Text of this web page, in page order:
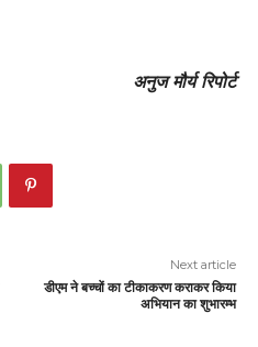
अनुज मौर्य रिपोर्ट
Next article
डीएम ने बच्चों का टीकाकरण कराकर किया
अभियान का शुभारम्भ